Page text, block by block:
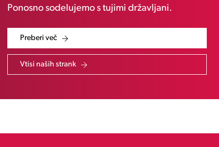
Ponosno sodelujemo s tujimi državljani.
Preberi več
Vtisi naših strank